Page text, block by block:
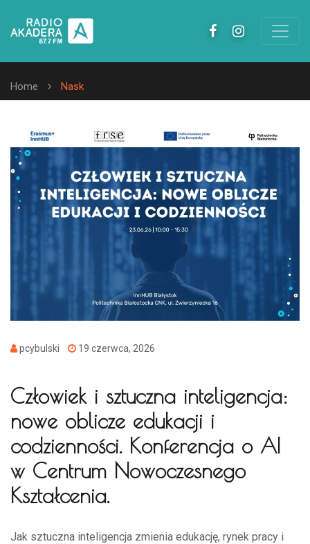
Home Nask
pcybulski 19 czerwca, 2026
Człowiek i sztuczna inteligencja:
nowe oblicze edukacji i
codzienności. Konferencja o AI
w Centrum Nowoczesnego
Kształcenia.
Jak sztuczna inteligencja zmienia edukację, rynek pracy i